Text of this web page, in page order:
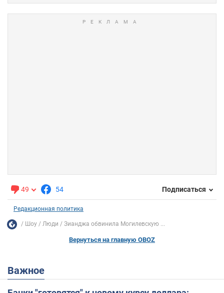
49 54 Подписаться
Редакционная политика
Шоу Люди Зианджа обвинила Могилевскую ...
Вернуться на главную OBOZ
Важное